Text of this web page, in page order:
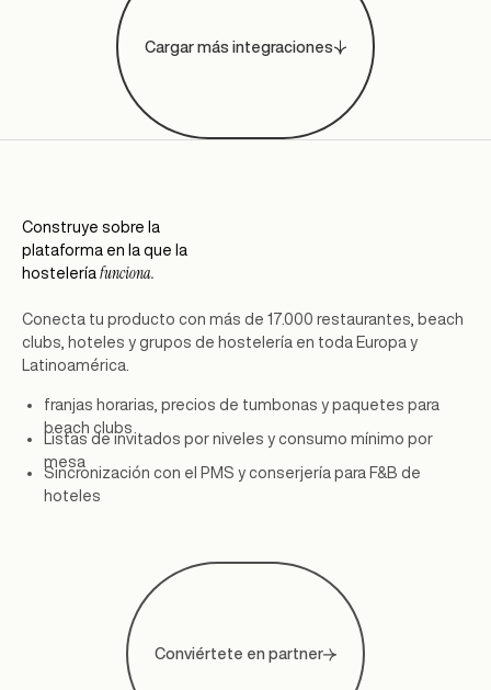
Cargar más integraciones
Construye sobre la
plataforma en la que la
hostelería funciona.
Conecta tu producto con más de 17.000 restaurantes, beach
clubs, hoteles y grupos de hostelería en toda Europa y
Latinoamérica.
franjas horarias, precios de tumbonas y paquetes para
beach clubs
Listas de invitados por niveles y consumo mínimo por
mesa
Sincronización con el PMS y conserjería para F&B de
hoteles
Conviértete en partner